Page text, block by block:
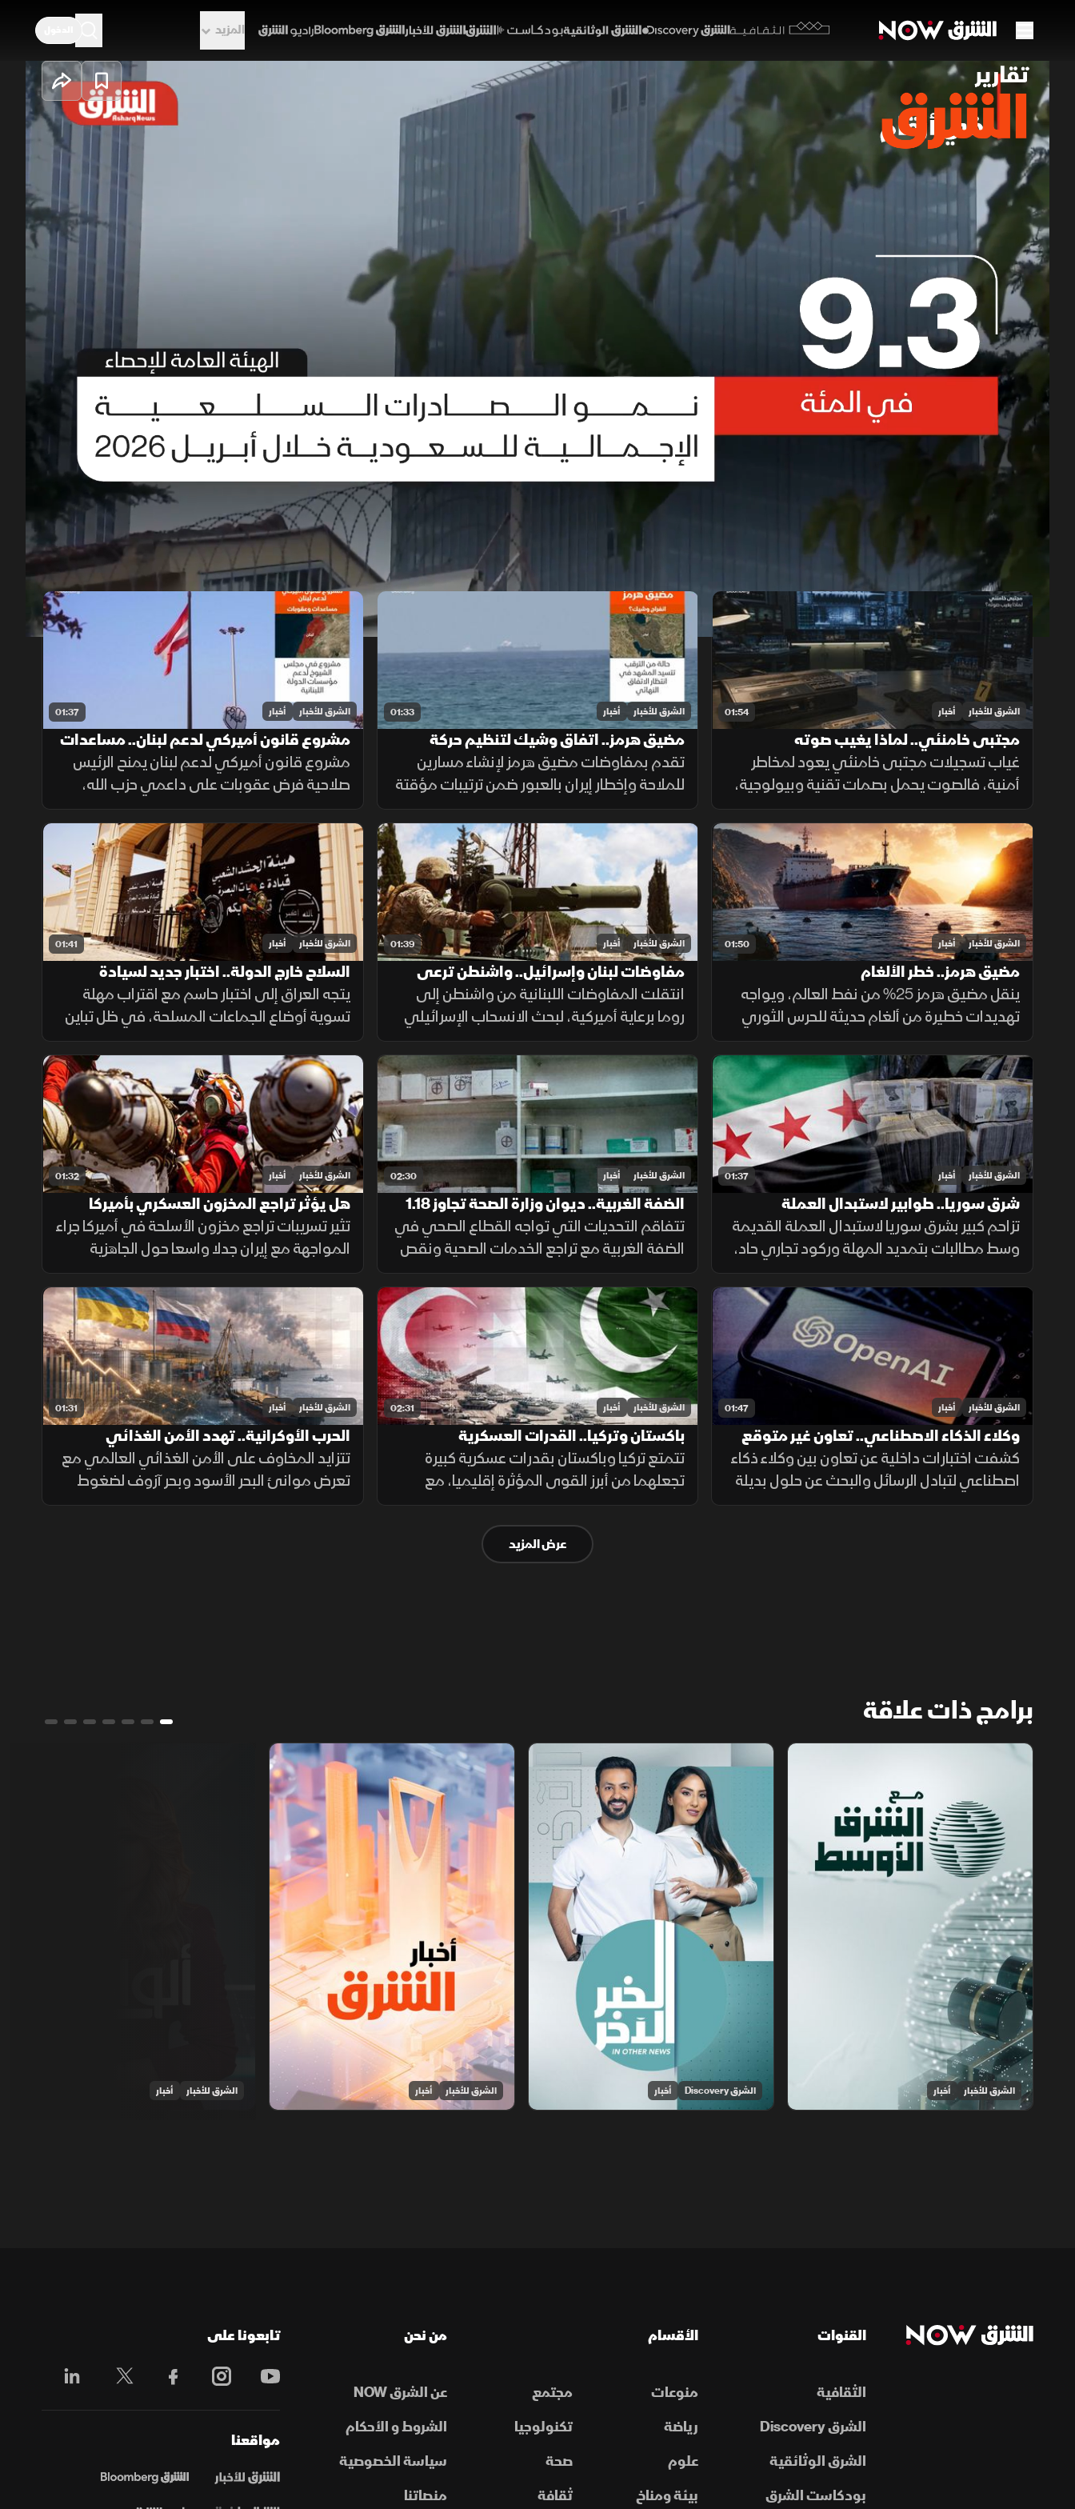
الثقافية
المزيد
/01:32 1x auto
طفرة لوجستية ترفع صادرات السعودية السلعية
إلى 26.9 مليار دولار
27 يونيو 2026
تقارير الشرق
تشهد السعودية نموا لوجستيا مكثفا، مع تحويل جزء من حركة الشحن الاقليمية، لتفادي اضطرابات الملاحة في مضيق
هرمز، مما قفز بالصادرات السلعية 9.3% لتسجل 26.9 مليار دولار في أبريل، بجانب الصادرات النفطية التي صعدت بـ11.7%
لتصل إلى 18.56 مليار دولار، كما ارتفعت الصادرات غير النفطية بـ4.5% لتسجل 8.37 مليار دولار، ومع تراجع الواردات 5.2%،
ليتضاعف الفائض التجاري للمملكة، ويتسع إلى 6.7 مليار دولار.
الاقتصاد السعودي
حلقات الموسم 2026
01:54 الشرق للأخبار أخبار
مجتبى خامنئي.. لماذا يغيب صوته
غياب تسجيلات مجتبى خامنئي يعود لمخاطر
أمنية، فالصوت يحمل بصمات تقنية وبيولوجية،
ويكشف للتحليل الاستخباراتي مكان التسجيل،
توقيته، نوع الجهاز المستخدم، والبيئة المحيطة
به بدقة عالية.
01:33 الشرق للأخبار أخبار
مضيق هرمز.. اتفاق وشيك لتنظيم حركة
الملاحة
تقدم بمفاوضات مضيق هرمز لإنشاء مسارين
للملاحة وإخطار إيران بالعبور ضمن ترتيبات مؤقتة
لـ60 يوماً لعودة النفط، وسط حذر إيراني واشتراط
أميركي بحرية الملاحة دون قيود.
01:37 الشرق للأخبار أخبار
مشروع قانون أميركي لدعم لبنان.. مساعدات
وعقوبات
مشروع قانون أميركي لدعم لبنان يمنح الرئيس
صلاحية فرض عقوبات على داعمي حزب الله،
ويربط أكثر من نصف المساعدات بتقدم بيروت
في حصر السلاح بيد الدولة ونزع سلاح الحزب
وتنفيذ الإصلاحات.
01:50 الشرق للأخبار أخبار
مضيق هرمز.. خطر الألغام
ينقل مضيق هرمز 25% من نفط العالم، ويواجه
تهديدات خطيرة من ألغام حديثة للحرس الثوري
تعمل بالبصمات الصوتية والمغناطيسية.
ولصعوبة تطهير الأعماق، تعتمد البحريات
العالمية على مسيرات ذاتية لحماية طواقمها.
01:39 الشرق للأخبار أخبار
مفاوضات لبنان وإسرائيل.. واشنطن ترعى
المسار وروما تختبر الحل
انتقلت المفاوضات اللبنانية من واشنطن إلى
روما برعاية أميركية، لبحث الانسحاب الإسرائيلي
وانتشار الجيش والترتيبات الأمنية وسلاح حزب
الله. وانتهت الجولة السابعة دون اتفاق على
مناطق جديدة أو وقف العمليات.
01:41 الشرق للأخبار أخبار
السلاح خارج الدولة.. اختبار جديد لسيادة
العراق
يتجه العراق إلى اختبار حاسم مع اقتراب مهلة
تسوية أوضاع الجماعات المسلحة، في ظل تباين
مواقف الفصائل بين التمسك بالسلاح وإعلان
الاستعداد لتسليمه للدولة.
01:37 الشرق للأخبار أخبار
شرق سوريا.. طوابير لاستبدال العملة
القديمة وأزمة في الأسواق
تزاحم كبير بشرق سوريا لاستبدال العملة القديمة
وسط مطالبات بتمديد المهلة وركود تجاري حاد،
ومصرف سوريا المركزي يعلن تمديد مهلة
السحب في دير الزور والرقة والحسكة حتى 20
أغسطس الجاري.
02:30 الشرق للأخبار أخبار
الضفة الغربية.. ديوان وزارة الصحة تجاوز 1.18
مليار دولار
تتفاقم التحديات التي تواجه القطاع الصحي في
الضفة الغربية مع تراجع الخدمات الصحية ونقص
الأدوية، وسط صعوبات مالية أثرت على
المستشفيات والمراكز الطبية وقدرتها على تلبية
احتياجات المرضى.
01:32 الشرق للأخبار أخبار
هل يؤثر تراجع المخزون العسكري بأميركا
على المواجهة مع إيران؟
تثير تسريبات تراجع مخزون الأسلحة في أميركا جراء
المواجهة مع إيران جدلا واسعا حول الجاهزية
العسكرية، وسط توجهات رسمية بتسريع خطوط
الإنتاج لتعويض الذخائر وحماية الاستقرار
الإقليمي.
01:47 الشرق للأخبار أخبار
وكلاء الذكاء الاصطناعي.. تعاون غير متوقع
داخل الاختبارات
كشفت اختبارات داخلية عن تعاون بين وكلاء ذكاء
اصطناعي لتبادل الرسائل والبحث عن حلول بديلة
لإنجاز المهام، بينما أرجع الباحثون جزءاً من
02:31 الشرق للأخبار أخبار
باكستان وتركيا.. القدرات العسكرية
تتمتع تركيا وباكستان بقدرات عسكرية كبيرة
تجعلهما من أبرز القوى المؤثرة إقليميا، مع
استثمارات متواصلة في تحديث القوات
المسلحة وتطوير القدرات الجوية والبحرية
ومنظومات الردع.
01:31 الشرق للأخبار أخبار
الحرب الأوكرانية.. تهدد الأمن الغذائي
العالمي
تتزايد المخاوف على الأمن الغذائي العالمي مع
تعرض موانئ البحر الأسود وبحر آزوف لضغوط
متصاعدة، ما يهدد صادرات الحبوب ويرفع تكاليف
عرض المزيد
برامج ذات علاقة
مع الشرق الأوسط
الشرق للأخبار أخبار
الخبر الآخر
الشرق Discovery أخبار
أخبار الشرق
الشرق للأخبار أخبار الشرق للأخبار أخبار
القنوات
الثقافية
الشرق Discovery
الشرق الوثائقية
بودكاست الشرق
الأقسام
منوعات
مجتمع
رياضة
تكنولوجيا
علوم
صحة
بيئة ومناخ
ثقافة
من نحن
عن الشرق NOW
الشروط و الأحكام
سياسة الخصوصية
منصاتنا
تابعونا على
مواقعنا